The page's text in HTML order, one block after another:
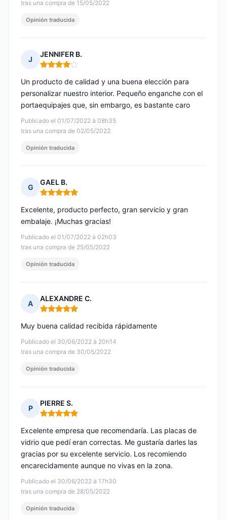
tras una compra de 15/05/2022
Opinión traducida
J
JENNIFER B.
Nota: 4 de 5
Publicado el 01/07/2022 à 08h35
tras una compra de 02/05/2022
Un producto de calidad y una buena elección para
personalizar nuestro interior. Pequeño enganche con el
portaequipajes que, sin embargo, es bastante caro
Opinión traducida
G
GAEL B.
Nota: 5 de 5
Publicado el 01/07/2022 à 02h03
tras una compra de 25/05/2022
Excelente, producto perfecto, gran servicio y gran
embalaje. ¡Muchas gracias!
Opinión traducida
A
ALEXANDRE C.
Nota: 5 de 5
Publicado el 30/06/2022 à 20h14
tras una compra de 30/05/2022
Muy buena calidad recibida rápidamente
Opinión traducida
P
PIERRE S.
Nota: 5 de 5
Publicado el 30/06/2022 à 17h30
tras una compra de 28/05/2022
Excelente empresa que recomendaría. Las placas de
vidrio que pedí eran correctas. Me gustaría darles las
gracias por su excelente servicio. Los recomiendo
encarecidamente aunque no vivas en la zona.
Opinión traducida